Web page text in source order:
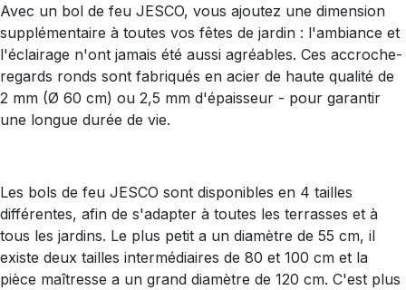
Avec un bol de feu JESCO, vous ajoutez une dimension
supplémentaire à toutes vos fêtes de jardin : l'ambiance et
l'éclairage n'ont jamais été aussi agréables. Ces accroche-
regards ronds sont fabriqués en acier de haute qualité de
2 mm (Ø 60 cm) ou 2,5 mm d'épaisseur - pour garantir
une longue durée de vie.
Les bols de feu JESCO sont disponibles en 4 tailles
différentes, afin de s'adapter à toutes les terrasses et à
tous les jardins. Le plus petit a un diamètre de 55 cm, il
existe deux tailles intermédiaires de 80 et 100 cm et la
pièce maîtresse a un grand diamètre de 120 cm. C'est plus